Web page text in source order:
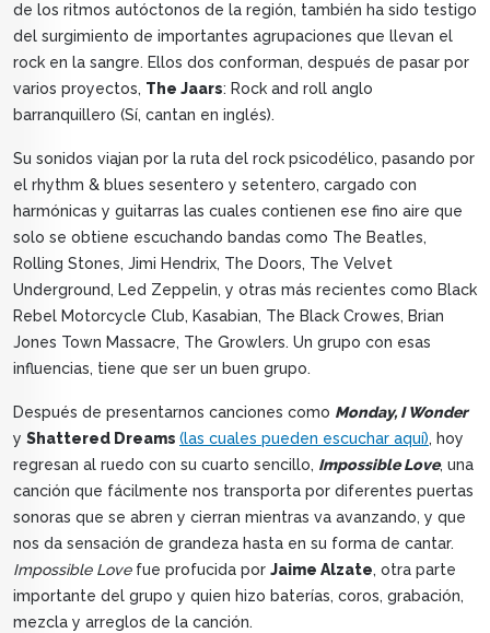
de los ritmos autóctonos de la región, también ha sido testigo
del surgimiento de importantes agrupaciones que llevan el
rock en la sangre. Ellos dos conforman, después de pasar por
varios proyectos, The Jaars: Rock and roll anglo
barranquillero (Sí, cantan en inglés).
Su sonidos viajan por la ruta del rock psicodélico, pasando por
el rhythm & blues sesentero y setentero, cargado con
harmónicas y guitarras las cuales contienen ese fino aire que
solo se obtiene escuchando bandas como The Beatles,
Rolling Stones, Jimi Hendrix, The Doors, The Velvet
Underground, Led Zeppelin, y otras más recientes como Black
Rebel Motorcycle Club, Kasabian, The Black Crowes, Brian
Jones Town Massacre, The Growlers. Un grupo con esas
influencias, tiene que ser un buen grupo.
Después de presentarnos canciones como Monday, I Wonder
y Shattered Dreams (las cuales pueden escuchar aquí), hoy
regresan al ruedo con su cuarto sencillo, Impossible Love, una
canción que fácilmente nos transporta por diferentes puertas
sonoras que se abren y cierran mientras va avanzando, y que
nos da sensación de grandeza hasta en su forma de cantar.
Impossible Lovefue profucida por Jaime Alzate, otra parte
importante del grupo y quien hizo baterías, coros, grabación,
mezcla y arreglos de la canción.